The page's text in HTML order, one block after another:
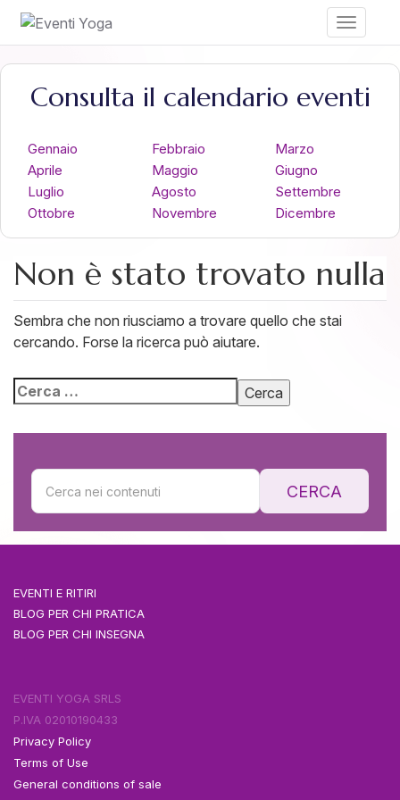
Toggle
Consulta il calendario eventi
Gennaio Febbraio
Marzo
Aprile
Maggio
Giugno
Luglio
Agosto
Settembre
Ottobre
Novembre Dicembre
Non è stato trovato nulla
Sembra che non riusciamo a trovare quello che stai
cercando. Forse la ricerca può aiutare.
CERCA
EVENTI E RITIRI
BLOG PER CHI PRATICA
BLOG PER CHI INSEGNA
EVENTI YOGA SRLS
P.IVA 02010190433
Privacy Policy
Terms of Use
General conditions of sale